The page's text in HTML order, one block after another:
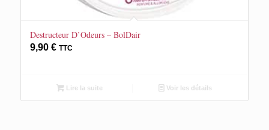
Destructeur D’Odeurs – BolDair
9,90 € TTC
Lire la suite Voir les détails